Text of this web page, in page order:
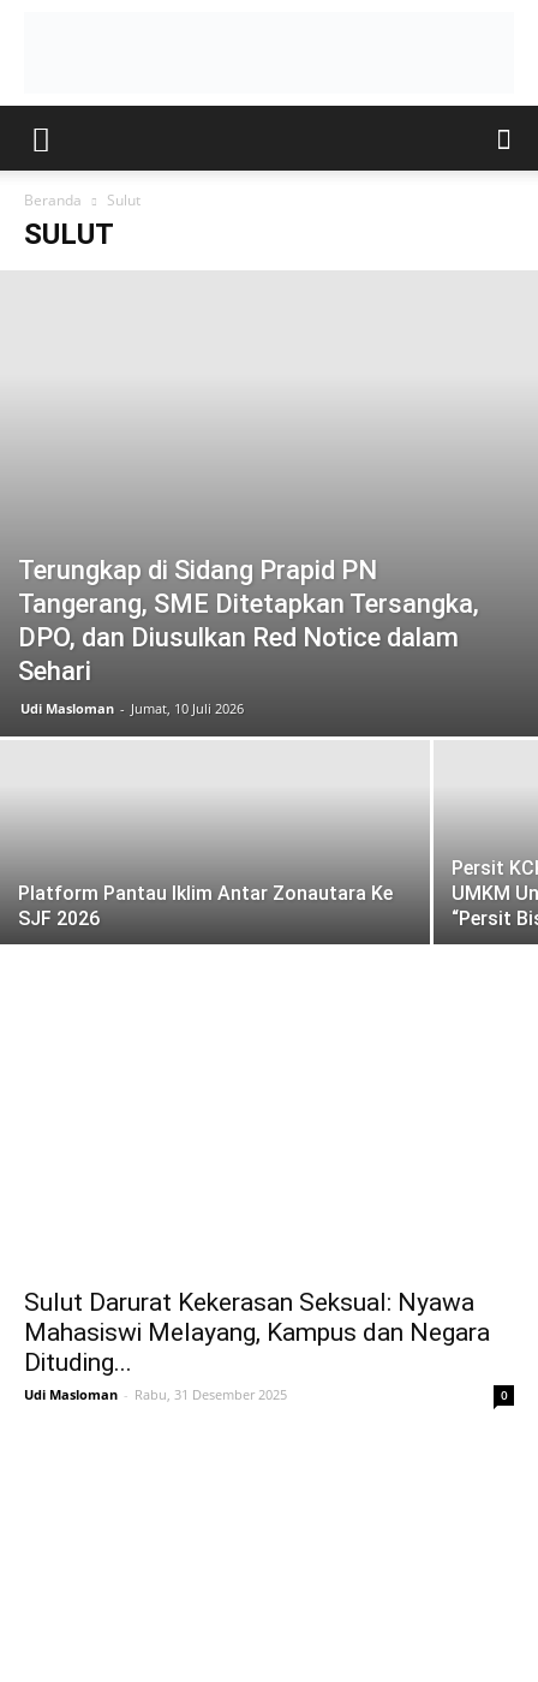
Beranda Sulut
SULUT
Terungkap di Sidang Prapid PN
Tangerang, SME Ditetapkan Tersangka,
DPO, dan Diusulkan Red Notice dalam
Sehari
Udi Masloman - Jumat, 10 Juli 2026
Platform Pantau Iklim Antar Zonautara Ke
SJF 2026
Persit
UMKM
“Persit
Sulut Darurat Kekerasan Seksual: Nyawa
Mahasiswi Melayang, Kampus dan Negara
Dituding...
Udi Masloman - Rabu, 31 Desember 2025 0